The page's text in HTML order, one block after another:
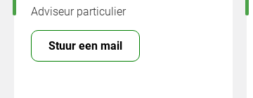
Adviseur particulier
Stuur een mail